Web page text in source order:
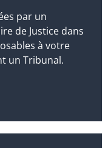
par un
de Justice dans
à votre
un Tribunal.